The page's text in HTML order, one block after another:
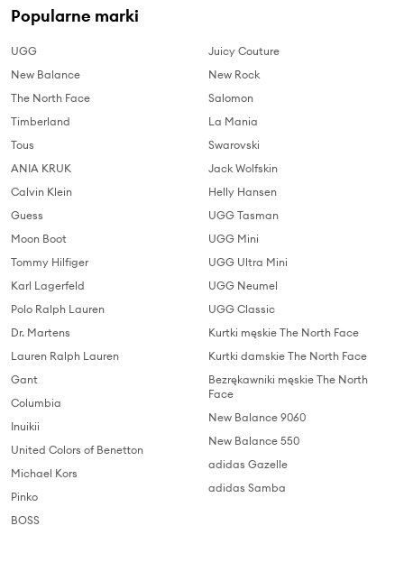
Popularne marki
UGG
New Balance
The North Face
Timberland
Tous
ANIA KRUK
Calvin Klein
Guess
Moon Boot
Tommy Hilfiger
Karl Lagerfeld
Polo Ralph Lauren
Dr. Martens
Lauren Ralph Lauren
Gant
Columbia
Inuikii
United Colors of Benetton
Michael Kors
Pinko
BOSS
Juicy Couture
New Rock
Salomon
La Mania
Swarovski
Jack Wolfskin
Helly Hansen
UGG Tasman
UGG Mini
UGG Ultra Mini
UGG Neumel
UGG Classic
Kurtki męskie The North Face
Kurtki damskie The North Face
Bezrękawniki męskie The North
Face
New Balance 9060
New Balance 550
adidas Gazelle
adidas Samba